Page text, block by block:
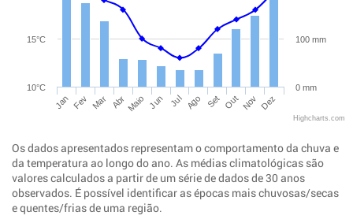
Jan Fev Mar Abr Maio Jun Jul Ago Set Out Nov Dez
10°C
15°C
0 mm
100 mm
Highcharts.com
Os dados apresentados representam o comportamento da chuva e
da temperatura ao longo do ano. As médias climatológicas são
valores calculados a partir de um série de dados de 30 anos
observados. É possível identificar as épocas mais chuvosas/secas
e quentes/frias de uma região.